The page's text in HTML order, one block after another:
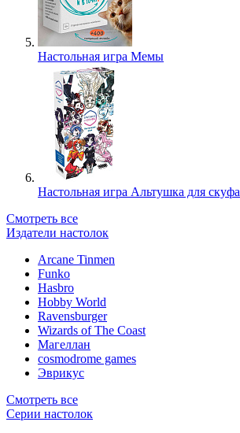
Настольная игра Мемы
Настольная игра Альтушка для скуфа
Смотреть все
Издатели настолок
Arcane Tinmen
Funko
Hasbro
Hobby World
Ravensburger
Wizards of The Coast
Магеллан
сosmodrome games
Эврикус
Смотреть все
Серии настолок